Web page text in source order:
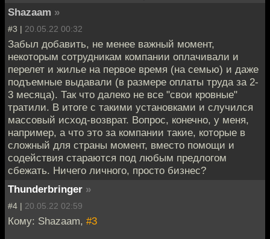
Shazaam »
#3 | 20.05.22 00:32
Забыл добавить, не менее важный момент,
некоторым сотрудникам компании оплачивали и
перелет и жилье на первое время (на семью) и даже
подъемные выдавали (в размере оплаты труда за 2-
3 месяца). Так что далеко не все "свои кровные"
тратили. В итоге с такими установками и случился
массовый исход-возврат. Вопрос, конечно, у меня,
например, а что это за компании такие, которые в
сложный для страны момент, вместо помощи и
содействия стараются под любым предлогом
сбежать. Ничего личного, просто бизнес?
Thunderbringer »
#4 | 20.05.22 02:59
Кому: Shazaam, #3